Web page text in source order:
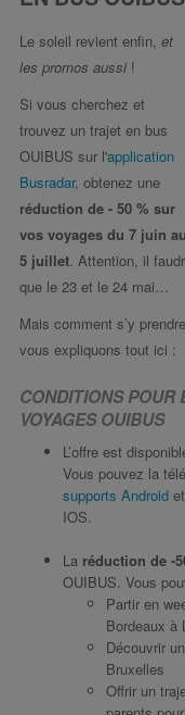
Le soleil revient enfin, et
les promos aussi !
Si vous cherchez et
trouvez un trajet en bus
OUIBUS sur l'application
Busradar, obtenez une
réduction de - 50 % sur
vos voyages du 7 juin au
5 juillet. Attention, il
que le 23 et le 24 mai…
Mais comment s’y
vous expliquons tout ici :
CONDITIONS POUR
VOYAGES OUIBUS
L’offre est
Vous pouvez la
supports Android
IOS.
La réduction de -
OUIBUS. Vous
Partir en
Bordeaux à
Découvrir
Bruxelles
Offrir un